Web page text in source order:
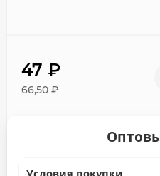
47 ₽
66,50₽
Условия покупки